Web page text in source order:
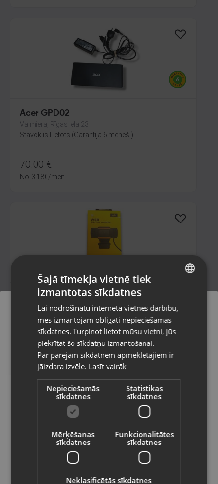
Acer GPD02
Valmiera, Rīgas iela 23
Stāvoklis Lietots (Garantija 6 mēneši)
70.00 €
No 3.18€/mēn.
setty WEB Digital Camera
Rīga, A.Deglava iela 120
Stāvoklis Jauns (Garantija 24 mēneši)
7.00€
Pasūtījumi tiks piegādāti uz
izvēlēto valsti
Vietnes saturs būs attēlots izvēlētajā
valodā
Valsts
Latviešu / Latvian
RUSSIAN
Šajā tīmekļa vietnē tiek
izmantotas sīkdatnes
Lai nodrošinātu interneta vietnes darbību,
mēs izmantojam obligāti nepieciešamās
sīkdatnes. Turpinot lietot mūsu vietni, jūs
piekrītat šo sīkdatņu izmantošanai.
Par pārējām sīkdatnēm apmeklētājiem ir
jāizdara izvēle. Lasīt vairāk
Nepieciešamās
sīkdatnes
Statistikas
sīkdatnes
Mērķēšanas
sīkdatnes
Funkcionalitātes
sīkdatnes
Neklasificētās sīkdatnes